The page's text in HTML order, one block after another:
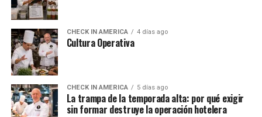
CHECK IN AMERICA 4 días ago
Cultura Operativa
CHECK IN AMERICA 5 días ago
La trampa de la temporada alta: por qué exigir
sin formar destruye la operación hotelera